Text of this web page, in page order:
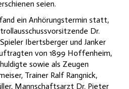
seien.
ein Anhörungstermin statt,
Dr.
Ibertsberger und Janker
von 1899 Hoffenheim,
sowie als Zeugen
Trainer Ralf Rangnick,
Mannschaftsarzt Dr. Pieter